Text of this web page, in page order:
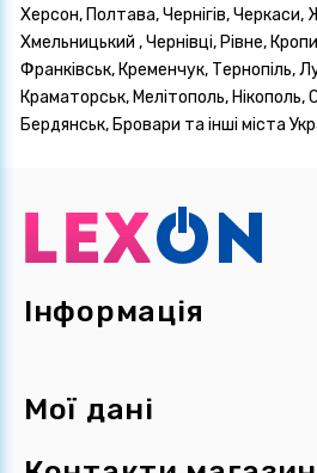
Херсон, Полтава, Чернігів,
Хмельницький , Чернівці, Рівне,
Франківськ, Кременчук, Тернопіль,
Краматорськ, Мелітополь, Нікополь,
Бердянськ, Бровари та інші міста
Інформація
Мої дані